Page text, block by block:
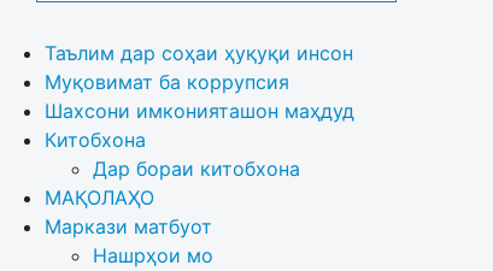
Таълим дар соҳаи ҳуқуқи инсон
Муқовимат ба коррупсия
Шахсони имконияташон маҳдуд
Китобхона
Дар бораи китобхона
МАҚОЛАҲО
Маркази матбуот
Нашрҳои мо